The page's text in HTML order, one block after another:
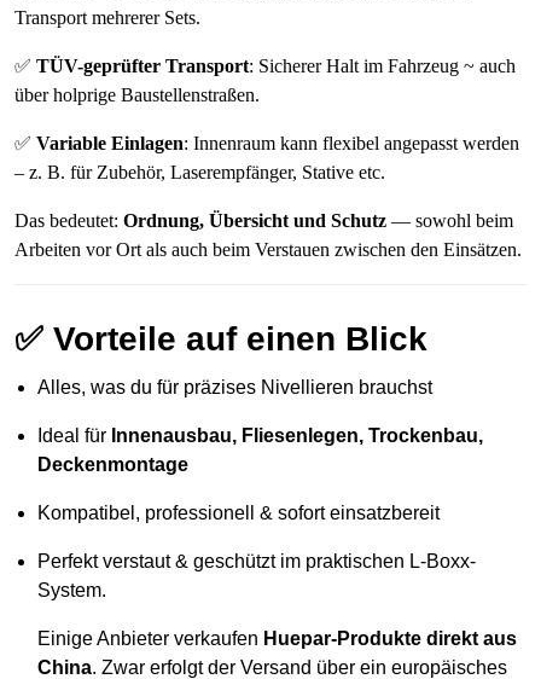
Transport mehrerer Sets.
✅ TÜV-geprüfter Transport: Sicherer Halt im Fahrzeug ~ auch
über holprige Baustellenstraßen.
✅ Variable Einlagen: Innenraum kann flexibel angepasst werden
– z. B. für Zubehör, Laserempfänger, Stative etc.
Das bedeutet: Ordnung, Übersicht und Schutz — sowohl beim
Arbeiten vor Ort als auch beim Verstauen zwischen den Einsätzen.
✅ Vorteile auf einen Blick
Alles, was du für präzises Nivellieren brauchst
Ideal für Innenausbau, Fliesenlegen, Trockenbau,
Deckenmontage
Kompatibel, professionell & sofort einsatzbereit
Perfekt verstaut & geschützt im praktischen L-Boxx-
System.
Einige Anbieter verkaufen Huepar-Produkte direkt aus
China. Zwar erfolgt der Versand über ein europäisches